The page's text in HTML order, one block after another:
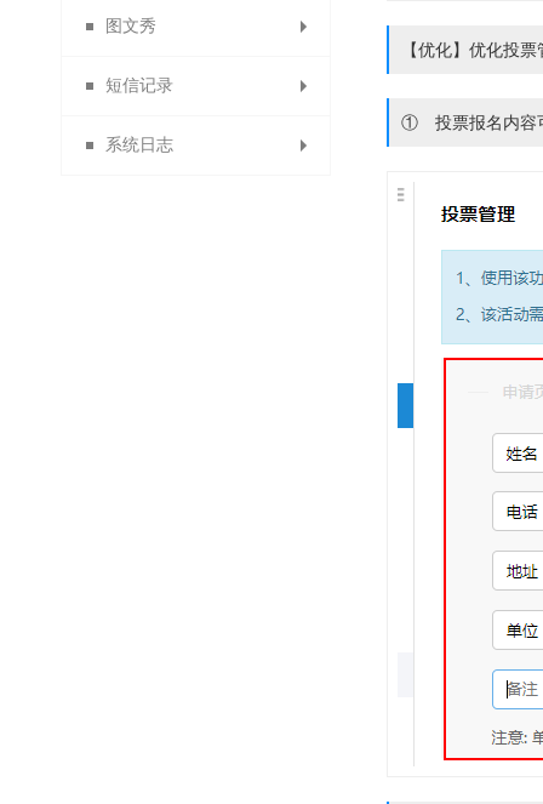
PC端首页装修
商品列表页装修
商家版APP
我的场景
表单数据中心
图文秀
我的图文
图文中心
短信记录
短信发送记录
系统日志
【优化】优化投票
① 投票报名内容